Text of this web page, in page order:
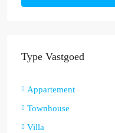
Type Vastgoed
Appartement
Townhouse
Villa